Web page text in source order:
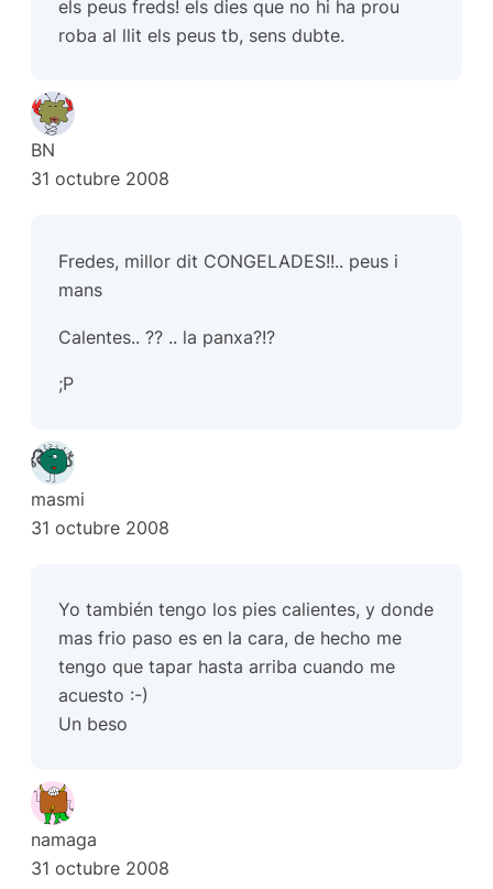
els peus freds! els dies que no hi ha prou
roba al llit els peus tb, sens dubte.
BN
31 octubre 2008
Fredes, millor dit CONGELADES!!.. peus i
mans
Calentes.. ?? .. la panxa?!?
;P
masmi
31 octubre 2008
Yo también tengo los pies calientes, y donde
mas frio paso es en la cara, de hecho me
tengo que tapar hasta arriba cuando me
acuesto :-)
Un beso
namaga
31 octubre 2008